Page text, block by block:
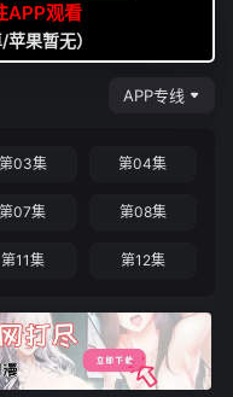
APP观看
果暂无）
APP专线
第03集 第04集
第07集 第08集
第11集 第12集